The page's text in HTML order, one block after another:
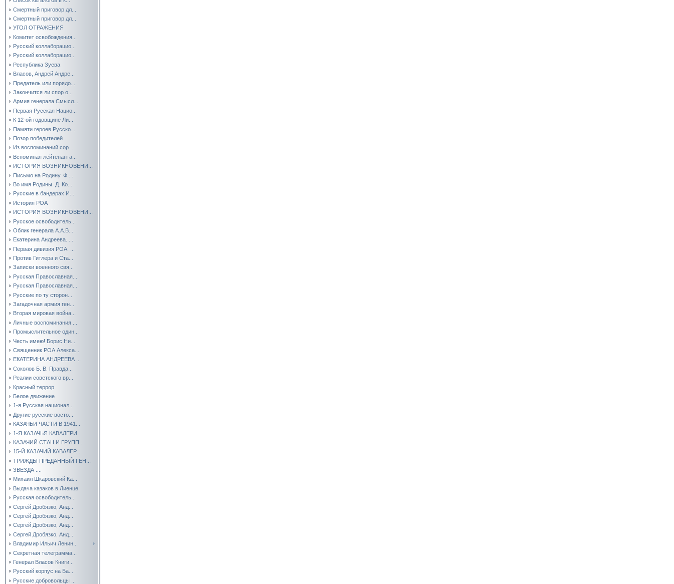
Смертный приговор дл...
Смертный приговор дл...
УГОЛ ОТРАЖЕНИЯ
Комитет освобождения...
Русский коллаборацио...
Русский коллаборацио...
Республика Зуева
Власов, Андрей Андре...
Предатель или порядо...
Закончится ли спор о...
Армия генерала Смысл...
Первая Русская Нацио...
К 12-ой годовщине Ли...
Памяти героев Русско...
Позор победителей
Из воспоминаний сор ...
Вспоминая лейтенанта...
ИСТОРИЯ ВОЗНИКНОВЕНИ...
Письмо на Родину. Ф....
Во имя Родины. Д. Ко...
Русские в бандерах И...
История РОА
ИСТОРИЯ ВОЗНИКНОВЕНИ...
Русское освободитель...
Облик генерала А.А.В...
Екатерина Андреева. ...
Первая дивизия РОА. ...
Против Гитлера и Ста...
Записки военного свя...
Русская Православная...
Русская Православная...
Русские по ту сторон...
Загадочная армия ген...
Вторая мировая война...
Личные воспоминания ...
Промыслительное один...
Честь имею! Борис Ни...
Священник РОА Алекса...
ЕКАТЕРИНА АНДРЕЕВА ...
Соколов Б. В. Правда...
Реалии советского вр...
Красный террор
Белое движение
1-я Русская национал...
Другие русские восто...
КАЗАЧЬИ ЧАСТИ В 1941...
1-Я КАЗАЧЬЯ КАВАЛЕРИ...
КАЗАЧИЙ СТАН И ГРУПП...
15-Й КАЗАЧИЙ КАВАЛЕР...
ТРИЖДЫ ПРЕДАННЫЙ ГЕН...
ЗВЕЗДА ....
Михаил Шкаровский Ка...
Выдача казаков в Лиенце
Русская освободитель...
Сергей Дробязко, Анд...
Сергей Дробязко, Анд...
Сергей Дробязко, Анд...
Сергей Дробязко, Анд...
Владимир Ильич Ленин...
Секретная телеграмма...
Генерал Власов Книги...
Русский корпус на Ба...
Русские добровольцы ...